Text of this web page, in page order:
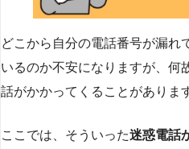
どこから自分の電話番号が漏れ
いるのか不安になりますが、何
話がかかってくることがありま
ここでは、そういった迷惑電話